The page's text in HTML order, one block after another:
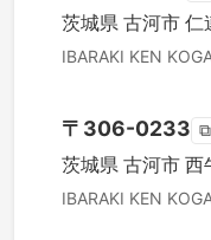
茨城県 古河市 仁
IBARAKI KEN
〒 306-0233 ⧉
茨城県 古河市 西
IBARAKI KEN